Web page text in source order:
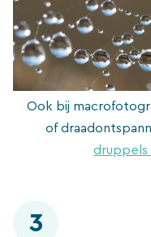
Ook bij
of
druppels
3